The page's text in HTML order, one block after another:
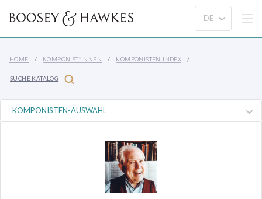
HOME KOMPONIST*INNEN KOMPONISTEN-INDEX
SUCHE KATALOG